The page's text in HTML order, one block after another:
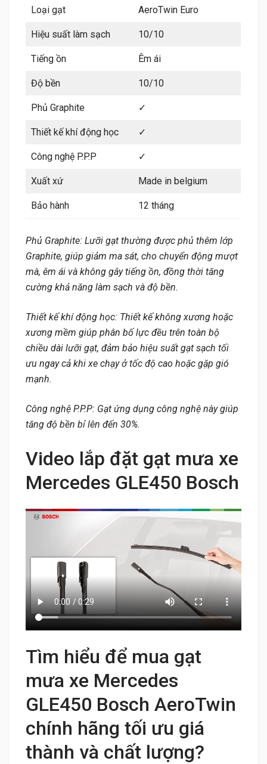
Loại gạt AeroTwin Euro
Hiệu suất làm sạch 10/10
Tiếng ồn Êm ái
Độ bền 10/10
Phủ Graphite ✓
Thiết kế khí động học ✓
Công nghệ P.P.P ✓
Xuất xứ Made in belgium
Bảo hành 12 tháng
Phủ Graphite: Lưỡi gạt thường được phủ thêm lớp
Graphite, giúp giảm ma sát, cho chuyển động mượt
mà, êm ái và không gây tiếng ồn, đồng thời tăng
cường khả năng làm sạch và độ bền.
Thiết kế khí động học: Thiết kế không xương hoặc
xương mềm giúp phân bố lực đều trên toàn bộ
chiều dài lưỡi gạt, đảm bảo hiệu suất gạt sạch tối
ưu ngay cả khi xe chạy ở tốc độ cao hoặc gặp gió
mạnh.
Công nghệ P.P.P: Gạt ứng dụng công nghệ này giúp
tăng độ bền bỉ lên đến 30%.
Video lắp đặt gạt mưa xe
Mercedes GLE450 Bosch
Tìm hiểu để mua gạt
mưa xe Mercedes
GLE450 Bosch AeroTwin
chính hãng tối ưu giá
thành và chất lượng?